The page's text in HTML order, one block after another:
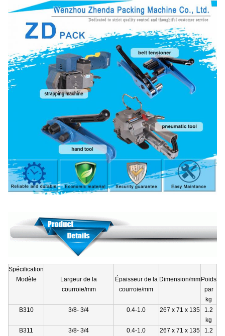
Spécification
Modèle
Largeur de la
courroie/mm
Épaisseur de la
courroie/mm
Dimension/mmPoids
par
kg
B310
3/8- 3/4 0.4-1.0 267 x 71 x 135
1.2
kg
B311
3/8- 3/4 0.4-1.0 267 x 71 x 135
1.2